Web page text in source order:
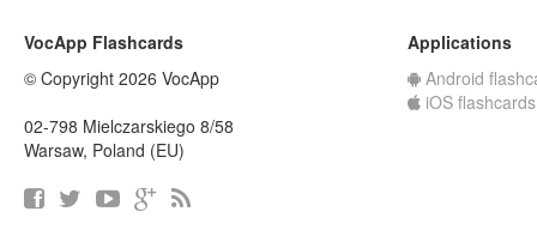
VocApp Flashcards
© Copyright 2026 VocApp
02-798 Mielczarskiego 8/58
Warsaw, Poland (EU)
Applications
Android
iOS flashcards